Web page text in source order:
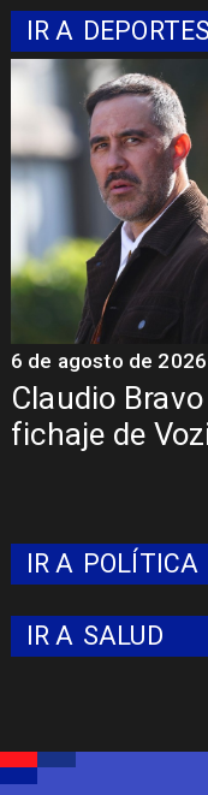
IR A DEPORTES
Presentación
Colo: Fecha,
5 de agosto de 2026
IR A POLÍTICA
IR A SALUD